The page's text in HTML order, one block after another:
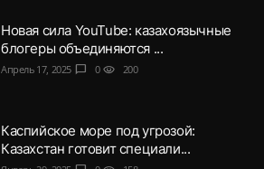
Новая сила YouTube: казахоязычные
блогеры объединяются ...
Апрель 17, 2025 chat_bubble 0 visibility 200
Каспийское море под угрозой:
Казахстан готовит специали...